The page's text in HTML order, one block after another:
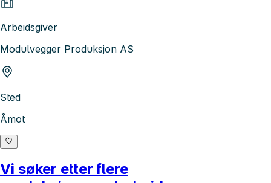
Arbeidsgiver
Modulvegger Produksjon AS
Sted
Åmot
Vi søker etter flere